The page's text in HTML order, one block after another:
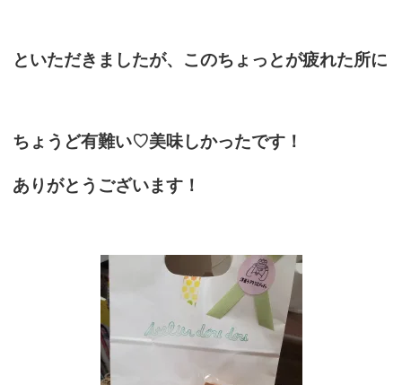
といただきましたが、このちょっとが疲れた所に
ちょうど有難い♡美味しかったです！
ありがとうございます！